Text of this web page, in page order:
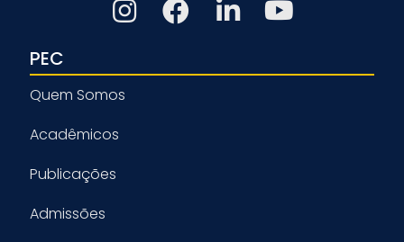
PEC
Quem Somos
Acadêmicos
Publicações
Admissões